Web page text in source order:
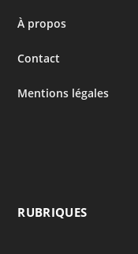
À propos
Contact
Mentions légales
RUBRIQUES